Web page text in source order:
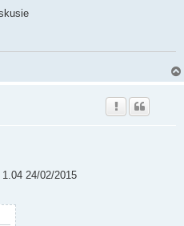
24/02/2015